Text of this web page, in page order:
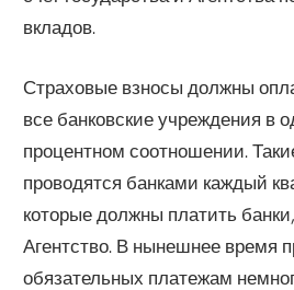
вкладов.
Страховые взносы должны
все банковские учреждения в
процентном соотношении.
проводятся банками каждый
которые должны платить
Агентство. В нынешнее время
обязательных платежам